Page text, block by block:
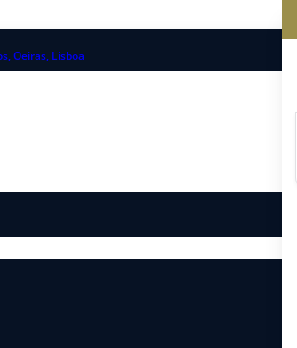
Oeiras, Lisboa